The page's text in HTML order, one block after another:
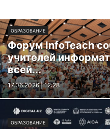
ТЕЛЕКОММУНИКАЦИИ
ЦИФРЫ
ОБРАЗОВАНИЕ
Форум InfoTeach
учителей
всей...
17.06.2026 | 12:28
ОБРАЗОВАНИЕ